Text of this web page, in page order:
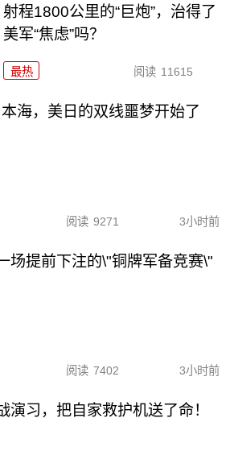
射程1800公里的“巨炮”，治得了
美军“焦虑”吗？
最热 阅读 11615
海，美日的双线噩梦开始了
阅读 9271 3小时前
场提前下注的\"铜牌军备竞赛\"
阅读 7402 3小时前
演习，把自家救护机送了命！